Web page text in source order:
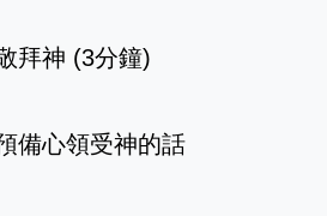
拜神 (3分鐘)
備心領受神的話